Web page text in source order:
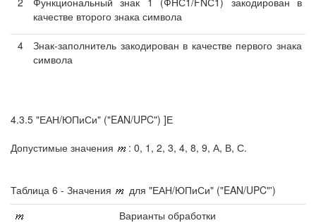
качестве второго знака символа
4
Знак-заполнитель закодирован в качестве первого знака
символа
4.3.5 "ЕАН/ЮПиСи" ("EAN/UPC") ]Е
Допустимые значения
: 0, 1, 2, 3, 4, 8, 9, А, В, С.
Таблица 6 - Значения
для "ЕАН/ЮПиСи" ("EAN/UPC"')
Варианты обработки